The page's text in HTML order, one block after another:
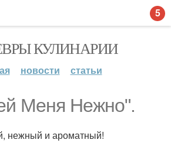
КУЛИНАРИИ
новости статьи
Меня Нежно".
нежный и ароматный!
5